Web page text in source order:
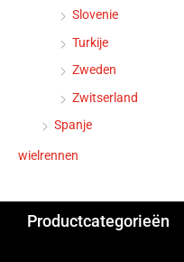
Slovenie
Turkije
Zweden
Zwitserland
Spanje
wielrennen
Productcategorieën